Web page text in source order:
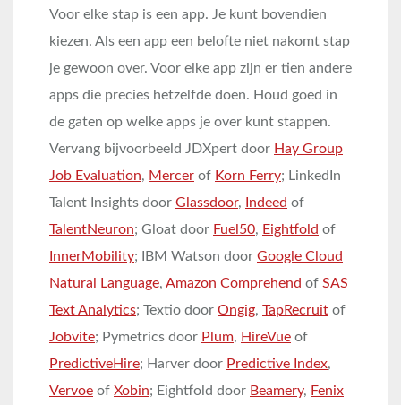
Voor elke stap is een app. Je kunt bovendien
kiezen. Als een app een belofte niet nakomt stap
je gewoon over. Voor elke app zijn er tien andere
apps die precies hetzelfde doen. Houd goed in
de gaten op welke apps je over kunt stappen.
Vervang bijvoorbeeld JDXpert door Hay Group
Job Evaluation, Mercer of Korn Ferry; LinkedIn
Talent Insights door Glassdoor, Indeed of
TalentNeuron; Gloat door Fuel50, Eightfold of
InnerMobility; IBM Watson door Google Cloud
Natural Language, Amazon Comprehend of SAS
Text Analytics; Textio door Ongig, TapRecruit of
Jobvite; Pymetrics door Plum, HireVue of
PredictiveHire; Harver door Predictive Index,
Vervoe of Xobin; Eightfold door Beamery, Fenix